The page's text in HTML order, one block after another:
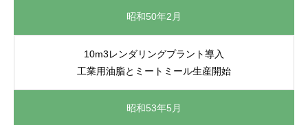
昭和50年2月
10m3レンダリングプラント導入
工業用油脂とミートミール生産開始
昭和53年5月